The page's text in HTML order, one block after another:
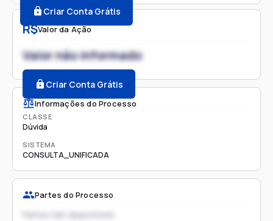
R$Valor da Ação
Valor não informado
Criar Conta Grátis
Informações do Processo
CLASSE
Dúvida
SISTEMA
CONSULTA_UNIFICADA
Partes do Processo
Partes não disponíveis
Criar Conta Grátis